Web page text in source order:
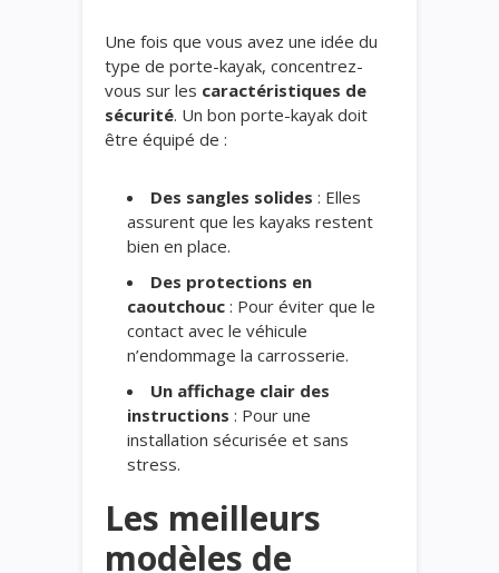
Une fois que vous avez une idée du
type de porte-kayak, concentrez-
vous sur les caractéristiques de
sécurité. Un bon porte-kayak doit
être équipé de :
Des sangles solides : Elles
assurent que les kayaks restent
bien en place.
Des protections en
caoutchouc : Pour éviter que le
contact avec le véhicule
n’endommage la carrosserie.
Un affichage clair des
instructions : Pour une
installation sécurisée et sans
stress.
Les meilleurs
modèles de